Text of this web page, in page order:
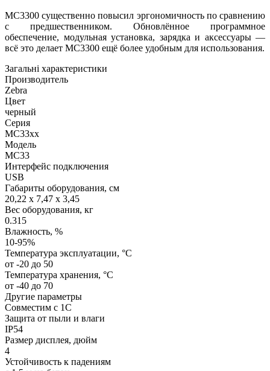
MC3300 существенно повысил эргономичность по сравнению
с предшественником. Обновлённое программное
обеспечение, модульная установка, зарядка и аксессуары —
всё это делает MC3300 ещё более удобным для использования.
Загальні характеристики
Производитель
Zebra
Цвет
черный
Серия
MC33xx
Модель
MC33
Интерфейс подключения
USB
Габариты оборудования, см
20,22 x 7,47 x 3,45
Вес оборудования, кг
0.315
Влажность, %
10-95%
Температура эксплуатации, °C
от -20 до 50
Температура хранения, °C
от -40 до 70
Другие параметры
Совместим с 1С
Защита от пыли и влаги
IP54
Размер дисплея, дюйм
4
Устойчивость к падениям